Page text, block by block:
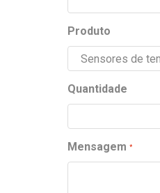
Produto
Quantidade
Mensagem